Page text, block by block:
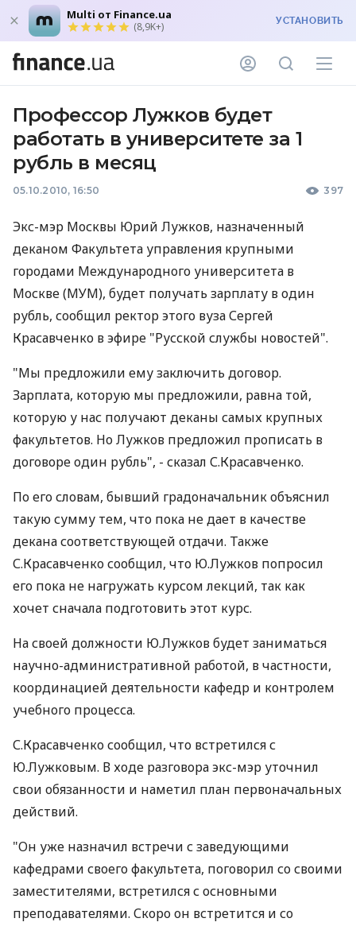
Multi от Finance.ua
(8,9K+) УСТАНОВИТЬ
Профессор Лужков будет
работать в университете за 1
рубль в месяц
05.10.2010, 16:50 397
Экс-мэр Москвы Юрий Лужков, назначенный
деканом Факультета управления крупными
городами Международного университета в
Москве (МУМ), будет получать зарплату в один
рубль, сообщил ректор этого вуза Сергей
Красавченко в эфире "Русской службы новостей".
"Мы предложили ему заключить договор.
Зарплата, которую мы предложили, равна той,
которую у нас получают деканы самых крупных
факультетов. Но Лужков предложил прописать в
договоре один рубль", - сказал С.Красавченко.
По его словам, бывший градоначальник объяснил
такую сумму тем, что пока не дает в качестве
декана соответствующей отдачи. Также
С.Красавченко сообщил, что Ю.Лужков попросил
его пока не нагружать курсом лекций, так как
хочет сначала подготовить этот курс.
На своей должности Ю.Лужков будет заниматься
научно-административной работой, в частности,
координацией деятельности кафедр и контролем
учебного процесса.
С.Красавченко сообщил, что встретился с
Ю.Лужковым. В ходе разговора экс-мэр уточнил
свои обязанности и наметил план первоначальных
действий.
"Он уже назначил встречи с заведующими
кафедрами своего факультета, поговорил со своими
заместителями, встретился с основными
преподавателями. Скоро он встретится и со